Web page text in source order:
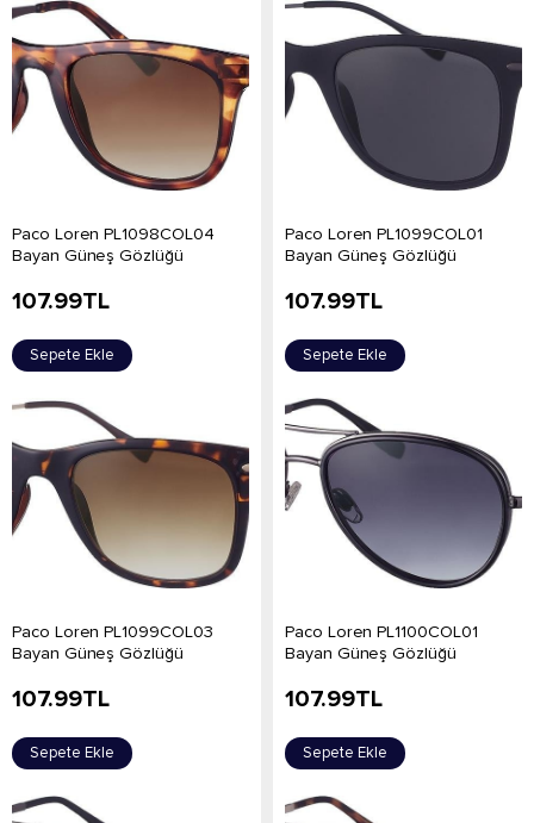
Paco Loren PL1098COL04
Bayan Güneş Gözlüğü
107.99TL
Sepete Ekle
Paco Loren PL1099COL01
Bayan Güneş Gözlüğü
107.99TL
Sepete Ekle
Paco Loren PL1099COL03
Bayan Güneş Gözlüğü
107.99TL
Sepete Ekle
Paco Loren PL1100COL01
Bayan Güneş Gözlüğü
107.99TL
Sepete Ekle